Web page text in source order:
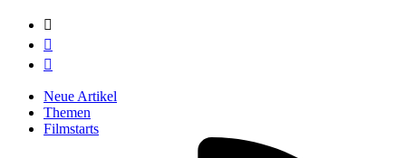



Neue Artikel
Themen
Filmstarts